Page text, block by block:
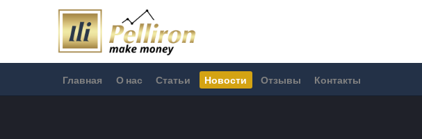
Главная О нас Статьи Новости Отзывы Контакты